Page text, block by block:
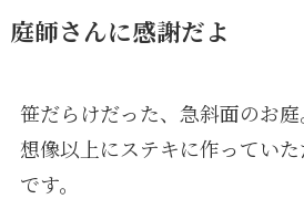
庭師さんに感謝だよ
笹だらけだった、急斜面のお庭
想像以上にステキに作ってい
です。